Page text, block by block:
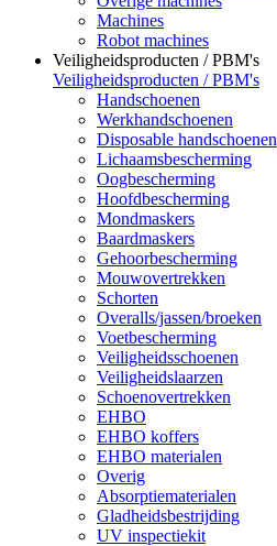
Machines
Robot machines
Veiligheidsproducten / PBM's
Veiligheidsproducten / PBM's
Handschoenen
Werkhandschoenen
Disposable handschoenen
Lichaamsbescherming
Oogbescherming
Hoofdbescherming
Mondmaskers
Baardmaskers
Gehoorbescherming
Mouwovertrekken
Schorten
Overalls/jassen/broeken
Voetbescherming
Veiligheidsschoenen
Veiligheidslaarzen
Schoenovertrekken
EHBO
EHBO koffers
EHBO materialen
Overig
Absorptiematerialen
Gladheidsbestrijding
UV inspectiekit